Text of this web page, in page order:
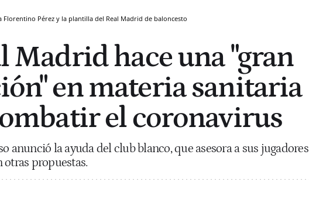
Florentino Pérez y la plantilla del Real Madrid de baloncesto
Madrid hace una "gran
en materia sanitaria
el coronavirus
anunció la ayuda del club blanco, que asesora a sus jugadores
otras propuestas.